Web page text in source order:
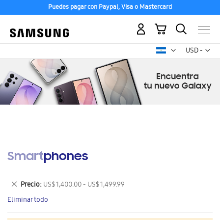
Puedes pagar con Paypal, Visa o Mastercard
USD -
dólar
Mi carrito
Smartphones
Precio US$ 1,400.00 - US$ 1,499.99
Eliminar
este
artículo
Eliminar todo